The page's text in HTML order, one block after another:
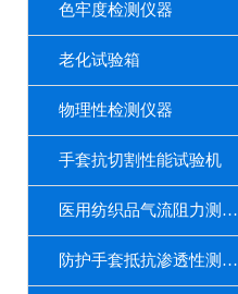
色牢度检测仪器
老化试验箱
物理性检测仪器
手套抗切割性能试验机
医用纺织品气流阻力测试仪
防护手套抵抗渗透性测定仪